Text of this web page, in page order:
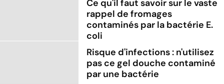
Ce qu'il faut savoir sur le vaste
rappel de fromages
contaminés par la bactérie E.
coli
Risque d'infections : n'utilisez
pas ce gel douche contaminé
par une bactérie